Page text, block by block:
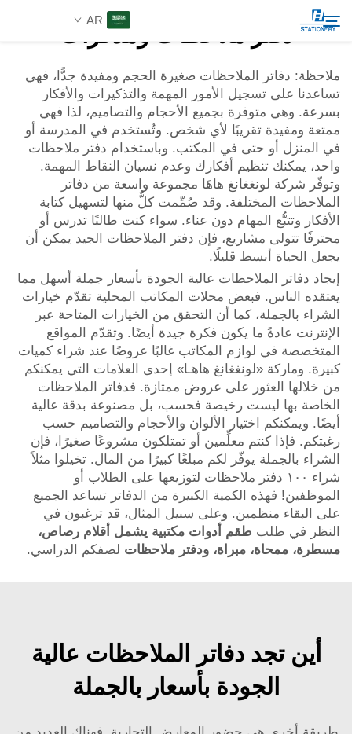
AR
المنتجات
عن الشركة
حلول مخصصة
الموارد
اتصل بنا
بحث
دفتر ملاحظات ومذكرات
ملاحظة: دفاتر الملاحظات صغيرة الحجم ومفيدة جدًّا، فهي
تساعدنا على تسجيل الأمور المهمة والتذكيرات والأفكار
بسرعة. وهي متوفرة بجميع الأحجام والتصاميم، لذا فهي
ممتعة ومفيدة تقريبًا لأي شخص. وتُستخدم في المدرسة أو
في المنزل أو حتى في المكتب. وباستخدام دفتر ملاحظات
واحد، يمكنك تنظيم أفكارك وعدم نسيان النقاط المهمة.
وتوفّر شركة لونغغانغ هاهَا مجموعة واسعة من دفاتر
الملاحظات المختلفة. وقد صُمِّمت كلٌّ منها لتسهيل كتابة
الأفكار وتتبُّع المهام دون عناء. سواء كنت طالبًا تدرس أو
محترفًا تتولى مشاريع، فإن دفتر الملاحظات الجيد يمكن أن
يجعل الحياة أبسط قليلًا.
إيجاد دفاتر الملاحظات عالية الجودة بأسعار جملة أسهل مما
يعتقده الناس. فبعض محلات المكاتب المحلية تقدّم خيارات
الشراء بالجملة، كما أن التحقق من الخيارات المتاحة عبر
الإنترنت عادةً ما يكون فكرة جيدة أيضًا. وتقدّم المواقع
المتخصصة في لوازم المكاتب غالبًا عروضًا عند شراء كميات
كبيرة. وماركة «لونغغانغ هاهـا» إحدى العلامات التي يمكنكم
من خلالها العثور على عروض ممتازة. فدفاتر الملاحظات
الخاصة بها ليست رخيصة فحسب، بل مصنوعة بدقة عالية
أيضًا. ويمكنكم اختيار الألوان والأحجام والتصاميم حسب
رغبتكم. فإذا كنتم معلِّمين أو تمتلكون مشروعًا صغيرًا، فإن
الشراء بالجملة يوفّر لكم مبلغًا كبيرًا من المال. تخيلوا مثلاً
شراء ١٠٠ دفتر ملاحظات لتوزيعها على الطلاب أو
الموظفين! فهذه الكمية الكبيرة من الدفاتر تساعد الجميع
على البقاء منظمين. وعلى سبيل المثال، قد ترغبون في
النظر في طلب طقم أدوات مكتبية يشمل أقلام رصاص،
مسطرة، ممحاة، مبراة، ودفتر ملاحظات لصفكم الدراسي.
أين تجد دفاتر الملاحظات عالية
الجودة بأسعار بالجملة